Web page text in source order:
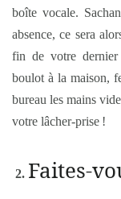
boîte vocale.
absence, ce sera
fin de votre dernier
boulot à la maison,
bureau les mains
votre lâcher-prise !
Faites-